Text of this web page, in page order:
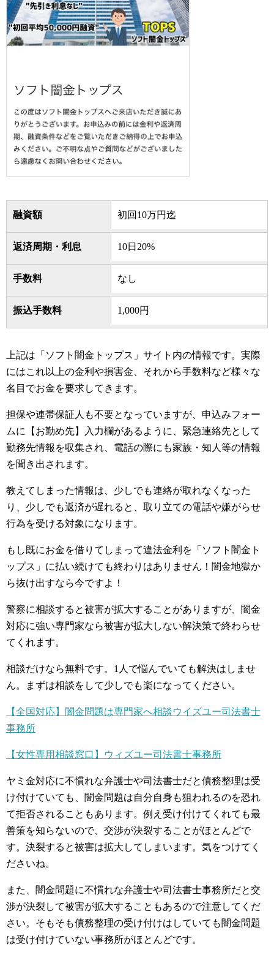
融資額 初回10万円迄
返済周期・利息 10日20%
手数料 なし
振込手数料 1,000円
上記は「ソフト闇金トップス」サイト内の情報です。実際
にはこれ以上の金利や損害金、それから手数料など様々な
名目でお金を要求してきます。
担保や連帯保証人も不要となっていますが、申込みフォー
ムに【お勤め先】入力欄があるように、緊急連絡先として
勤務先情報を収集され、電話の際にも家族・知人等の情報
を聞き出されます。
教えてしまった情報は、少しでも連絡が取れなくなった
り、少しでも返済が遅れると、取り立ての電話や嫌がらせ
行為を受ける対象になります。
もし既にお金を借りてしまって違法金利を「ソフト闇金ト
ップス」に払い続けても終わりはありません！闇金地獄か
ら抜け出すなら今ですよ！
警察に相談すると被害が拡大することがありますが、闇金
対応に強い専門家なら被害が拡大しない解決策で終わらせ
てくれます。
相談だけなら無料です。1人で悩んでいても解決はしませ
ん。まずは相談をして少しでも楽になってください。
【全国対応】闇金問題は専門家へ相談ウイズユー司法書士
事務所
【女性専用相談窓口】ウィズユー司法書士事務所
ヤミ金対応に不慣れな弁護士や司法書士だと債務整理は受
け付けていても、闇金問題は自分自身も狙われるのを恐れ
て拒否されることもあります。例え受け付けてくれても最
善策を知らないので、交渉が決裂することがほとんどで
す。決裂すると被害は拡大してしまいます。気をつけてく
ださいね。
また、闇金問題に不慣れな弁護士や司法書士事務所だと交
渉が決裂して被害が拡大することもあるので注意してくだ
さい。そもそも債務整理の受け付けはしていても闇金問題
は受け付けていない事務所がほとんどです。